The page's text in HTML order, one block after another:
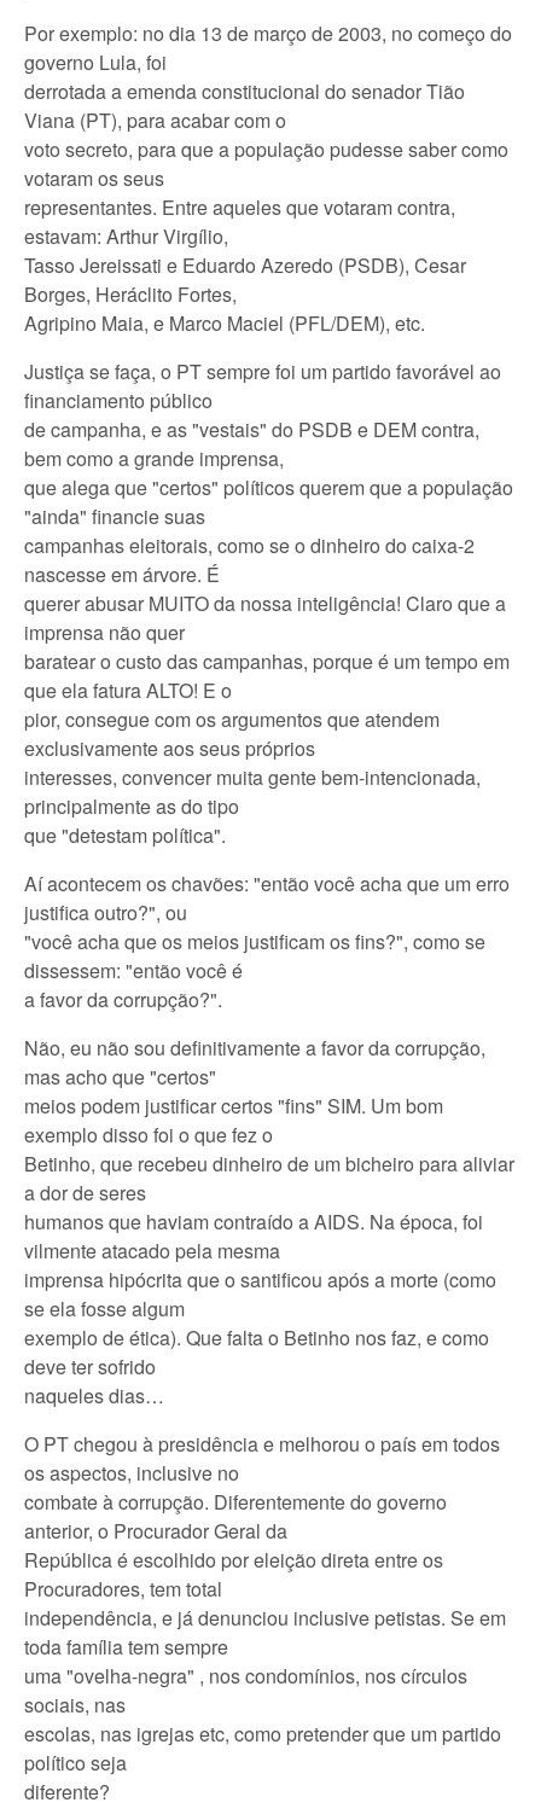
Por exemplo: no dia 13 de março de 2003, no começo do
governo Lula, foi
derrotada a emenda constitucional do senador Tião
Viana (PT), para acabar com o
voto secreto, para que a população pudesse saber como
votaram os seus
representantes. Entre aqueles que votaram contra,
estavam: Arthur Virgílio,
Tasso Jereissati e Eduardo Azeredo (PSDB), Cesar
Borges, Heráclito Fortes,
Agripino Maia, e Marco Maciel (PFL/DEM), etc.
Justiça se faça, o PT sempre foi um partido favorável ao
financiamento público
de campanha, e as "vestais" do PSDB e DEM contra,
bem como a grande imprensa,
que alega que "certos" políticos querem que a população
"ainda" financie suas
campanhas eleitorais, como se o dinheiro do caixa-2
nascesse em árvore. É
querer abusar MUITO da nossa inteligência! Claro que a
imprensa não quer
baratear o custo das campanhas, porque é um tempo em
que ela fatura ALTO! E o
pior, consegue com os argumentos que atendem
exclusivamente aos seus próprios
interesses, convencer muita gente bem-intencionada,
principalmente as do tipo
que "detestam política".
Aí acontecem os chavões: "então você acha que um erro
justifica outro?", ou
"você acha que os meios justificam os fins?", como se
dissessem: "então você é
a favor da corrupção?".
Não, eu não sou definitivamente a favor da corrupção,
mas acho que "certos"
meios podem justificar certos "fins" SIM. Um bom
exemplo disso foi o que fez o
Betinho, que recebeu dinheiro de um bicheiro para aliviar
a dor de seres
humanos que haviam contraído a AIDS. Na época, foi
vilmente atacado pela mesma
imprensa hipócrita que o santificou após a morte (como
se ela fosse algum
exemplo de ética). Que falta o Betinho nos faz, e como
deve ter sofrido
naqueles dias…
O PT chegou à presidência e melhorou o país em todos
os aspectos, inclusive no
combate à corrupção. Diferentemente do governo
anterior, o Procurador Geral da
República é escolhido por eleição direta entre os
Procuradores, tem total
independência, e já denunciou inclusive petistas. Se em
toda família tem sempre
uma "ovelha-negra" , nos condomínios, nos círculos
sociais, nas
escolas, nas igrejas etc, como pretender que um partido
político seja
diferente?